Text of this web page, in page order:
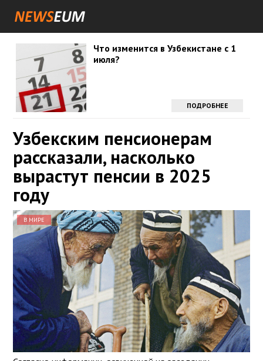
Что изменится в Узбекистане с 1
июля?
ПОДРОБНЕЕ
Узбекским пенсионерам
рассказали, насколько
вырастут пенсии в 2025
году
В МИРЕ